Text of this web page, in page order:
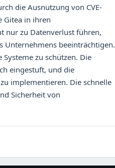
die Ausnutzung von CVE-
Gitea in ihren
nur zu Datenverlust führen,
Unternehmens beeinträchtigen.
zu schützen. Die
eingestuft, und die
implementieren. Die schnelle
Sicherheit von